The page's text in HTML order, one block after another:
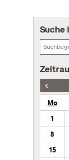
Suche
Mo
1
8
15